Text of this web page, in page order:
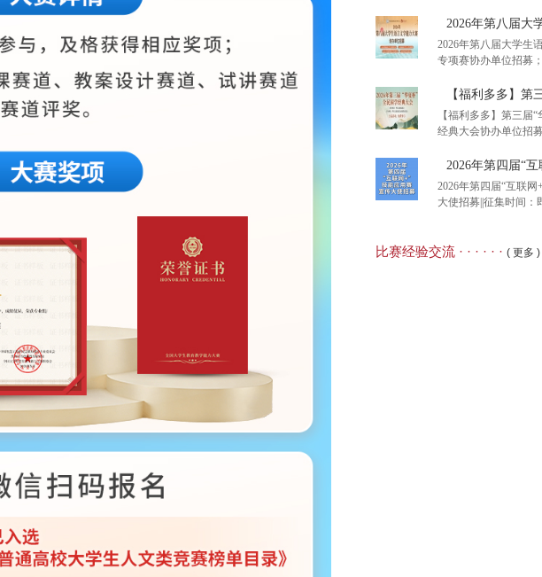
2026年第八届大学生语言文
2026年第八届大
2026年第八届大学生
专项赛协办单位招募
2026年第八届大学生语言文
【福利多多】第
【福利多多】第三届
经典大会协办单位招
【福利多多】第三届“华夏
2026年第四届“互
2026年第四届“互联
大使招募||征集时间：
比赛经验交流 · · · · · · ( 更多 )